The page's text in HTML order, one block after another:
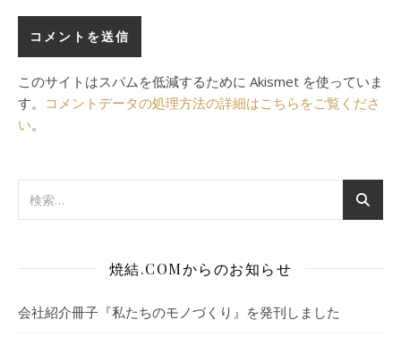
このサイトはスパムを低減するために Akismet を使っていま
す。 コメントデータの処理方法の詳細はこちらをご覧くださ
い。
焼結.COMからのお知らせ
会社紹介冊子『私たちのモノづくり』を発刊しました